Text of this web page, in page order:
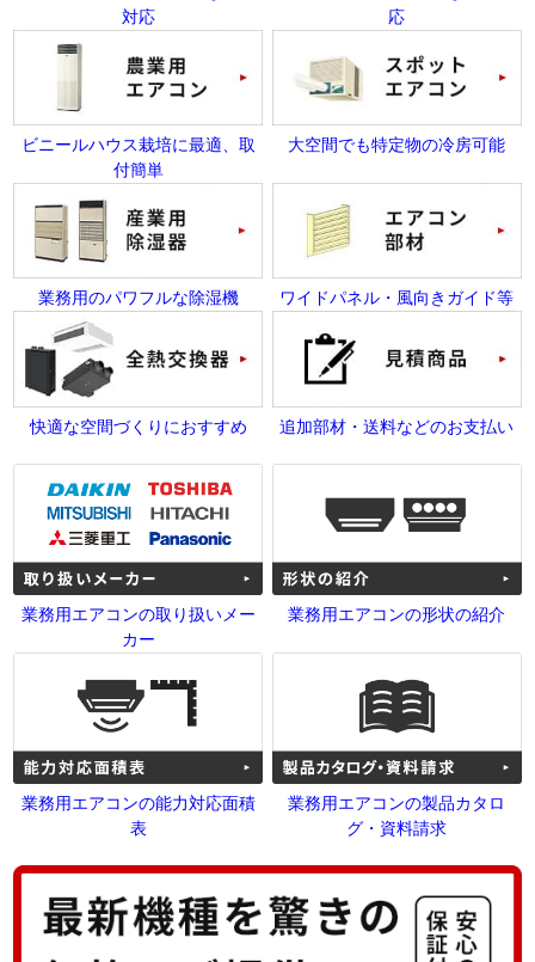
対応
応
ビニールハウス栽培に最適、取
付簡単
大空間でも特定物の冷房可能
業務用のパワフルな除湿機 ワイドパネル・風向きガイド等
快適な空間づくりにおすすめ 追加部材・送料などのお支払い
業務用エアコンの取り扱いメー
カー
業務用エアコンの形状の紹介
業務用エアコンの能力対応面積
表
業務用エアコンの製品カタロ
グ・資料請求